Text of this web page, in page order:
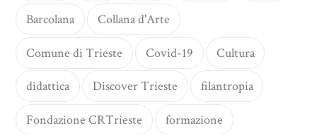
Barcolana Collana d'Arte
Comune di Trieste Covid-19 Cultura
didattica Discover Trieste filantropia
Fondazione CRTrieste formazione